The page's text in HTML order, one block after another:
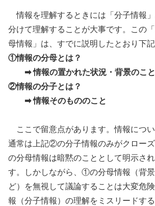
情報を理解するときには「分子情報
分けて理解することが大事です。この
母情報」は、すでに説明したとおり下記
①情報の分母とは？
➡ 情報の置かれた状況・背景のこと
②情報の分子とは？
➡ 情報そのもののこと
ここで留意点があります。情報につい
通常は上記②の分子情報のみがクロー
の分母情報は暗黙のこととして明示さ
す。しかしながら、①の分母情報（背
ど）を無視して議論することは大変危
報（分子情報）の理解をミスリードす